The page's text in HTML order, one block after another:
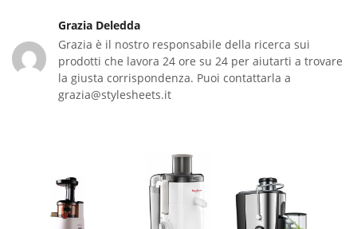
Grazia Deledda
Grazia è il nostro responsabile della ricerca sui
prodotti che lavora 24 ore su 24 per aiutarti a trovare
la giusta corrispondenza. Puoi contattarla a
grazia@stylesheets.it